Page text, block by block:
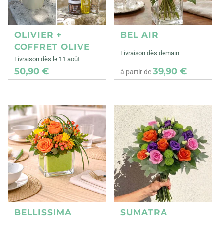
OLIVIER +
COFFRET OLIVE
Livraison dès le 11 août
50,90 €
BEL AIR
Livraison dès demain
à partir de39,90 €
BELLISSIMA SUMATRA